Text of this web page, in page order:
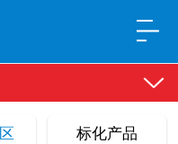
标化产品